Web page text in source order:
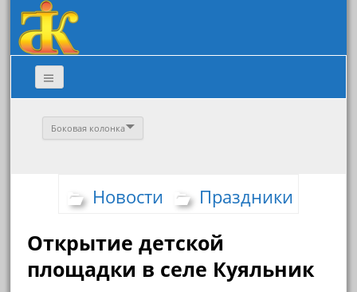
Боковая колонка
Новости Праздники
Открытие детской
площадки в селе Куяльник